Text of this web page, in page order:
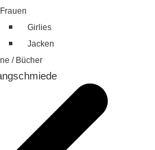
Frauen
Girlies
Jacken
/ Bücher